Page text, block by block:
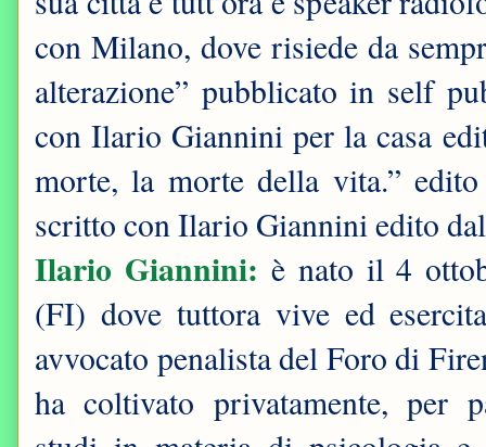
con Milano, dove risiede da
alterazione” pubblicato in self
con Ilario Giannini per la casa
morte, la morte della vita.”
scritto con Ilario Giannini edito
Ilario Giannini: è nato il 4
(FI) dove tuttora vive ed
avvocato penalista del Foro di
ha coltivato privatamente, per